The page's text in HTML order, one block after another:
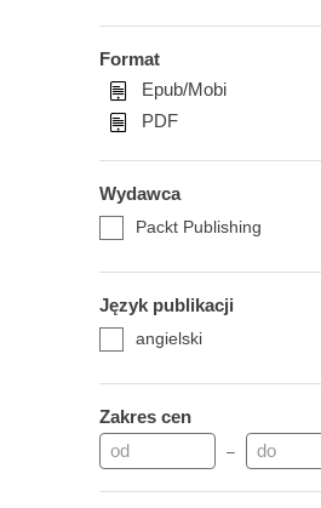
Format
Epub/Mobi
PDF
Wydawca
Packt Publishing
Język publikacji
angielski
Zakres cen
–